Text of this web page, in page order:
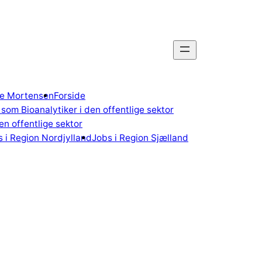
MortensenForside
Bioanalytiker i den offentlige sektor
offentlige sektor
i Region NordjyllandJobs i Region Sjælland